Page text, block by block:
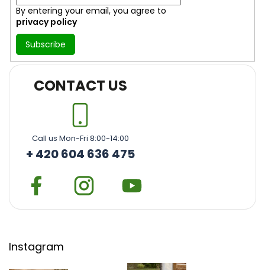
By entering your email, you agree to
privacy policy
Subscribe
CONTACT US
Call us Mon-Fri 8:00-14:00
+ 420 604 636 475
Instagram